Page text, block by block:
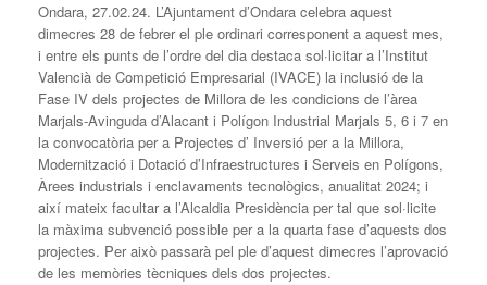
Ondara, 27.02.24. L’Ajuntament d’Ondara celebra aquest
dimecres 28 de febrer el ple ordinari corresponent a aquest mes,
i entre els punts de l’ordre del dia destaca sol·licitar a l’Institut
Valencià de Competició Empresarial (IVACE) la inclusió de la
Fase IV dels projectes de Millora de les condicions de l’àrea
Marjals-Avinguda d’Alacant i Polígon Industrial Marjals 5, 6 i 7 en
la convocatòria per a Projectes d’ Inversió per a la Millora,
Modernització i Dotació d’Infraestructures i Serveis en Polígons,
Àrees industrials i enclavaments tecnològics, anualitat 2024; i
així mateix facultar a l’Alcaldia Presidència per tal que sol·licite
la màxima subvenció possible per a la quarta fase d’aquests dos
projectes. Per això passarà pel ple d’aquest dimecres l’aprovació
de les memòries tècniques dels dos projectes.